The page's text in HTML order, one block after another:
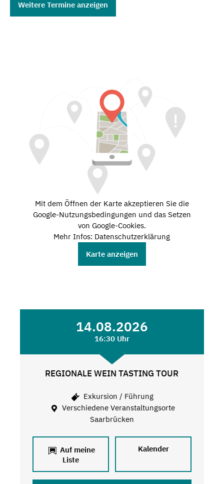
Weitere Termine anzeigen
Mit dem Öffnen der Karte akzeptieren Sie die
Google-Nutzungsbedingungen und das Setzen
von Google-Cookies.
Mehr Infos: Datenschutzerklärung
Karte anzeigen
14.08.2026
16:30 Uhr
REGIONALE WEIN TASTING TOUR
Exkursion / Führung
Verschiedene Veranstaltungsorte
Saarbrücken
Auf meine
Liste
Kalender